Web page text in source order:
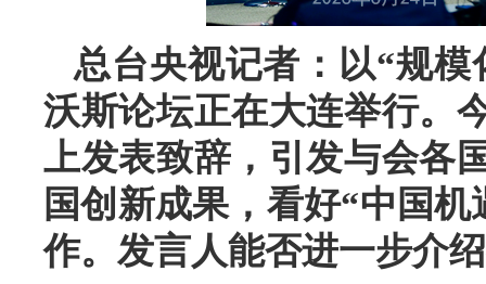
总台央视记者：以“规
沃斯论坛正在大连举行。
上发表致辞，引发与会各
国创新成果，看好“中国
作。发言人能否进一步介